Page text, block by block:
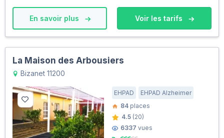
En savoir plus Voir les tarifs
La Maison des Arbousiers
Bizanet 11200
EHPAD
EHPAD Alzheimer
84 places
4.5 (20)
6337 vues